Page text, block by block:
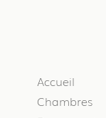
Accueil
Chambres